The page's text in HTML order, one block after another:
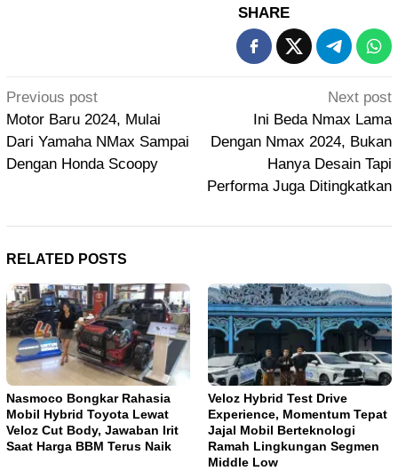
SHARE
Post
navigation
Previous post
Motor Baru 2024, Mulai
Dari Yamaha NMax Sampai
Dengan Honda Scoopy
Next post
Ini Beda Nmax Lama
Dengan Nmax 2024, Bukan
Hanya Desain Tapi
Performa Juga Ditingkatkan
RELATED POSTS
Nasmoco Bongkar Rahasia
Mobil Hybrid Toyota Lewat
Veloz Cut Body, Jawaban Irit
Saat Harga BBM Terus Naik
Veloz Hybrid Test Drive
Experience, Momentum Tepat
Jajal Mobil Berteknologi
Ramah Lingkungan Segmen
Middle Low